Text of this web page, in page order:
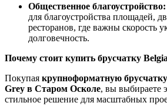
Общественное благоустройство:
для благоустройства площадей,
ресторанов, где важны скорость
долговечность.
Почему стоит купить брусчатку
Покупая крупноформатную
Grey в Старом Осколе, вы выбираете
стильное решение для масштабных